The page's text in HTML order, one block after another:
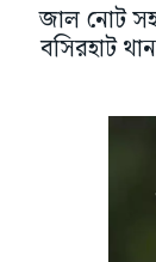
জাল নোট সহ
বসিরহাট